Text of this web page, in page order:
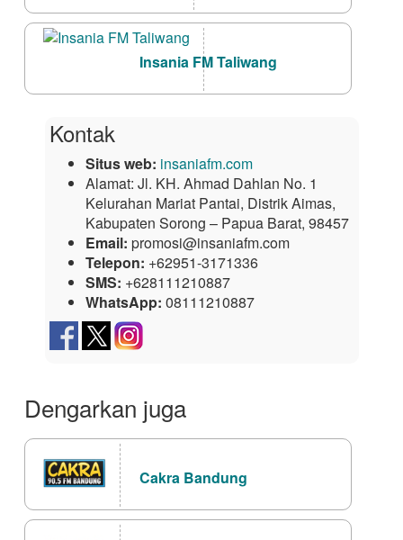
Insania FM Taliwang
Kontak
Situs web: insaniafm.com
Alamat: Jl. KH. Ahmad Dahlan No. 1
Kelurahan Mariat Pantai, Distrik Aimas,
Kabupaten Sorong – Papua Barat, 98457
Email: promosi@insaniafm.com
Telepon: +62951-3171336
SMS: +628111210887
WhatsApp: 08111210887
Dengarkan juga
Cakra Bandung